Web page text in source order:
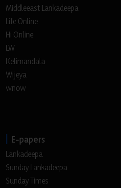
Middleeast Lankadeepa
Life Online
Hi Online
LW
Kelimandala
Wijeya
wnow
E-papers
Lankadeepa
Sunday Lankadeepa
Sunday Times